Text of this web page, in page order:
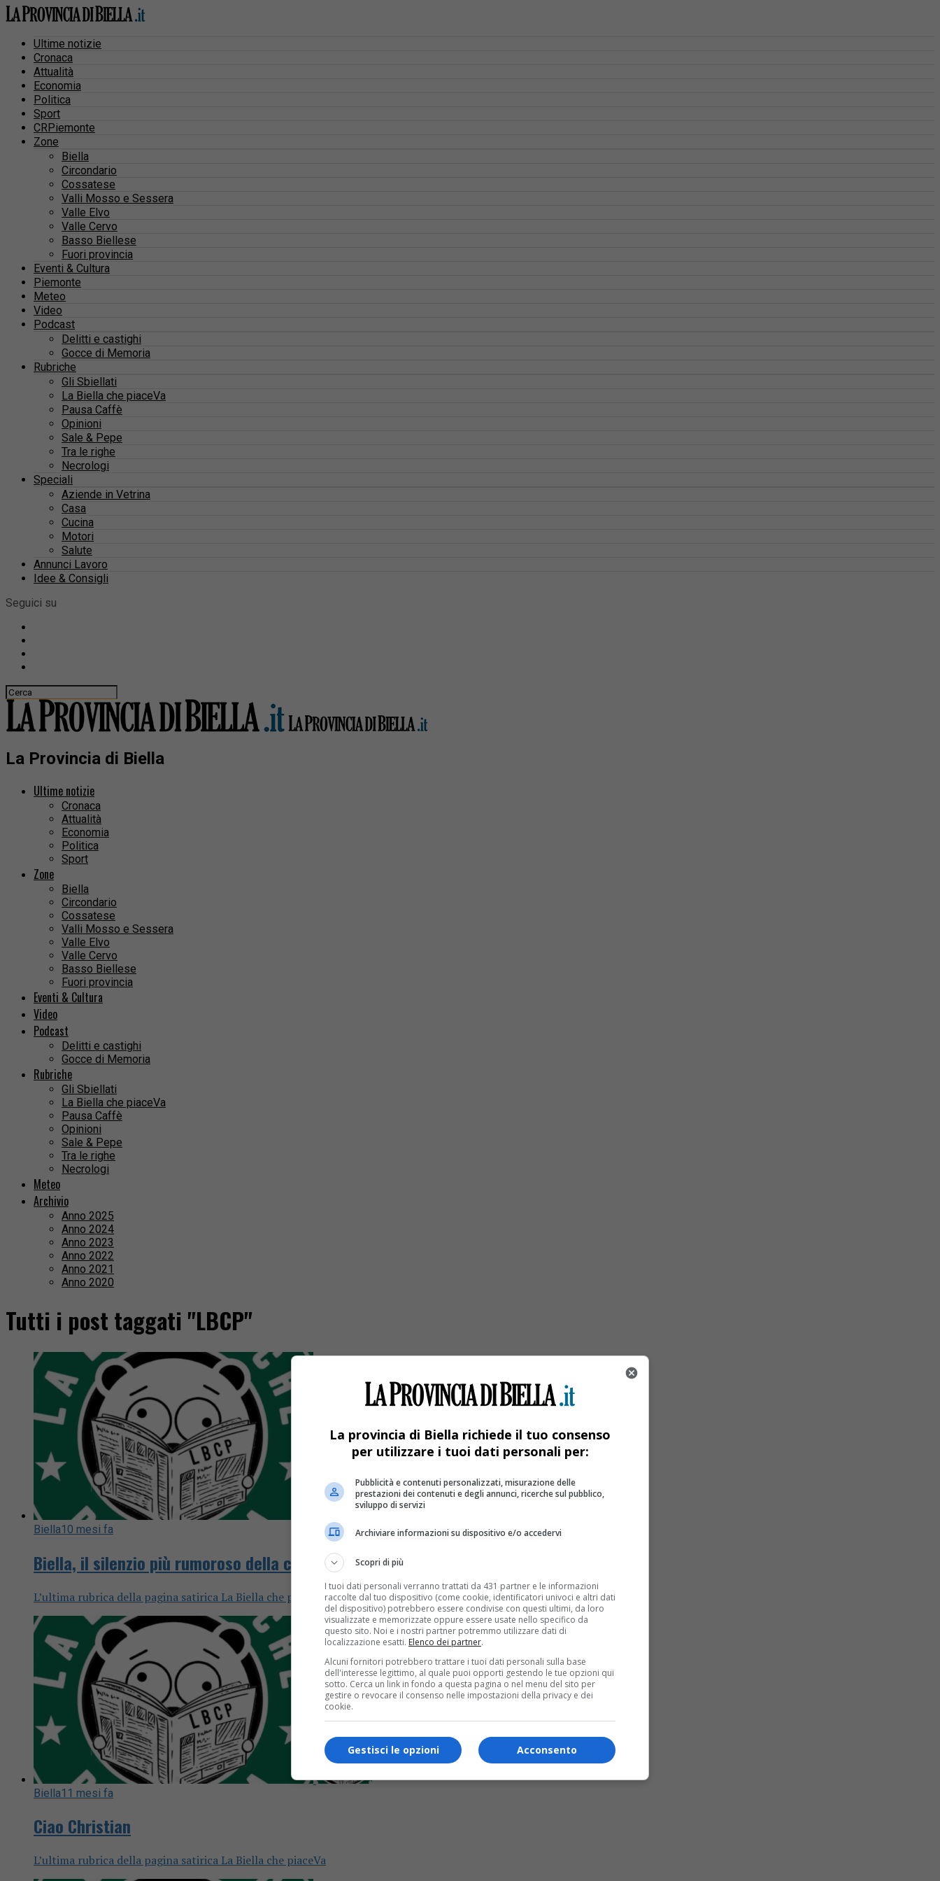
Ultime notizie
Cronaca
Attualità
Economia
Politica
Sport
CRPiemonte
Zone
Biella
Circondario
Cossatese
Valli Mosso e Sessera
Valle Elvo
Valle Cervo
Basso Biellese
Fuori provincia
Eventi & Cultura
Piemonte
Meteo
Video
Podcast
Delitti e castighi
Gocce di Memoria
Rubriche
Gli Sbiellati
La Biella che piaceVa
Pausa Caffè
Opinioni
Sale & Pepe
Tra le righe
Necrologi
Speciali
Aziende in Vetrina
Casa
Cucina
Motori
Salute
Annunci Lavoro
Idee & Consigli
Seguici su
La Provincia di Biella
Ultime notizie
Cronaca
Attualità
Economia
Politica
Sport
Zone
Biella
Circondario
Cossatese
Valli Mosso e Sessera
Valle Elvo
Valle Cervo
Basso Biellese
Fuori provincia
Eventi & Cultura
Video
Podcast
Delitti e castighi
Gocce di Memoria
Rubriche
Gli Sbiellati
La Biella che piaceVa
Pausa Caffè
Opinioni
Sale & Pepe
Tra le righe
Necrologi
Meteo
Archivio
Anno 2025
Anno 2024
Anno 2023
Anno 2022
Anno 2021
Anno 2020
Tutti i post taggati "LBCP"
Biella10 mesi fa
Biella, il silenzio più rumoroso della città
L’ultima rubrica della pagina satirica La Biella che piaceVa
Biella11 mesi fa
Ciao Christian
L’ultima rubrica della pagina satirica La Biella che piaceVa
La provincia di Biella richiede il tuo consenso
per utilizzare i tuoi dati personali per:
Pubblicità e contenuti personalizzati, misurazione delle
prestazioni dei contenuti e degli annunci, ricerche sul pubblico,
sviluppo di servizi
Archiviare informazioni su dispositivo e/o accedervi
Scopri di più
I tuoi dati personali verranno trattati da 431 partner e le informazioni
raccolte dal tuo dispositivo (come cookie, identificatori univoci e altri dati
del dispositivo) potrebbero essere condivise con questi ultimi, da loro
visualizzate e memorizzate oppure essere usate nello specifico da
questo sito. Noi e i nostri partner potremmo utilizzare dati di
localizzazione esatti. Elenco dei partner.
Alcuni fornitori potrebbero trattare i tuoi dati personali sulla base
dell'interesse legittimo, al quale puoi opporti gestendo le tue opzioni qui
sotto. Cerca un link in fondo a questa pagina o nel menu del sito per
gestire o revocare il consenso nelle impostazioni della privacy e dei
cookie.
Acconsento
Gestisci le opzioni